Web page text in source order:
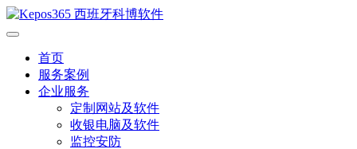
首页
服务案例
企业服务
定制网站及软件
收银电脑及软件
监控安防